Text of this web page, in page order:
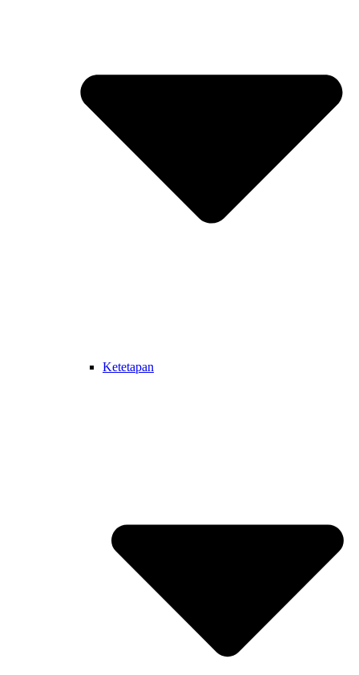
Ketetapan